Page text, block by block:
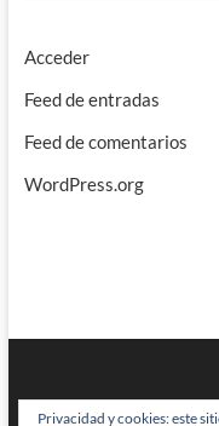
Acceder
Feed de entradas
Feed de comentarios
WordPress.org
Privacidad y cookies: este